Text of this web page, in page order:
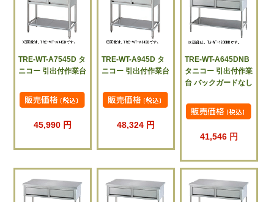
TRE-WT-A7545D タ
ニコー 引出付作業台
45,990 円
TRE-WT-A945D タ
ニコー 引出付作業台
48,324 円
TRE-WT-A645DNB
タニコー 引出付作業
台 バックガードなし
41,546 円